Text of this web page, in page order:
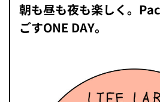
朝も昼も夜も楽しく。
ごすONE DAY。